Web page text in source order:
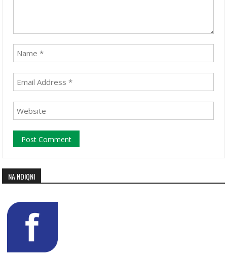
NA NDIQNI